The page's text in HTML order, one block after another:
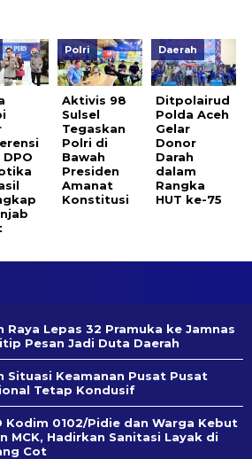
DPO
Polri
Aktivis 98
Sulsel
Tegaskan
Polri di
Bawah
Presiden
Amanat
Konstitusi
Daerah
Ditpolairud
Polda Aceh
Gelar
Donor
Darah
dalam
Rangka
HUT ke-75
Raya Lepas 32 Pramuka ke Jamnas
Pesan Jadi Duta Daerah
Situasi Keamanan Pusat Pusat
Tetap Kondusif
Kodim 0102/Pidie dan Warga Kebut
MCK, Hadirkan Sanitasi Layak di
Cot